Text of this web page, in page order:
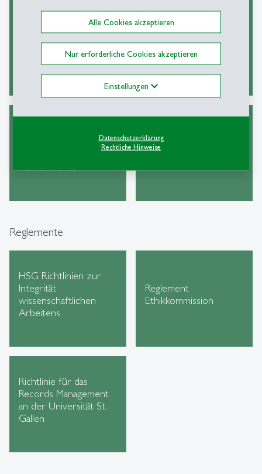
Alle Cookies akzeptieren
Nur erforderliche Cookies akzeptieren
Einstellungen
Datenschutzerklärung
Rechtliche Hinweise
Checkliste HSG
Ethikkommission
Antragsformular HSG
Ethikkommission
Teilnehmende
Vorlage Einverständnis-
erklärung
Reglemente
HSG Richtlinien zur
Integrität
wissenschaftlichen
Arbeitens
Reglement
Ethikkommission
Richtlinie für das
Records Management
an der Universität St.
Gallen